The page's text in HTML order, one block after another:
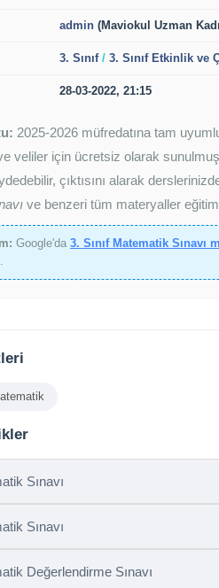
admin (Maviokul Uzman
3. Sınıf/ 3. Sınıf Etkinlik ve
28-03-2022, 21:15
2025-2026 müfredatına tam
veliler için ücretsiz olarak
çıktısını alarak
ve benzeri tüm materyaller
Google'da 3. Sınıf Matematik Sınavı
Sınavı
Sınavı
Değerlendirme Sınavı